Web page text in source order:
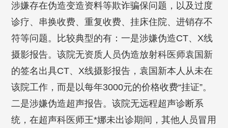
涉嫌存在伪造变造资料等欺诈骗保问题，以及过度
诊疗、串换收费、重复收费、挂床住院、进销存不
符等问题。比较典型的有：一是涉嫌伪造CT、X线
摄影报告。该院无资质人员伪造放射科医师袁国新
的签名出具CT、X线摄影报告，袁国新本人从未在
该院工作，而是以每年3000元的价格收费“挂证”。
二是涉嫌伪造超声报告。该院无远程超声诊断系
统，在超声科医师王*娜未出诊期间，其他人员冒用